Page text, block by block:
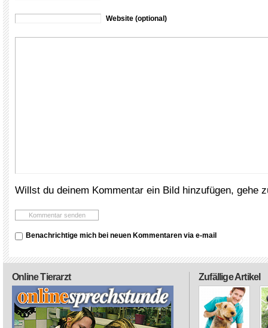
Website (optional)
Willst du deinem Kommentar ein Bild hinzufügen, gehe
Benachrichtige mich bei neuen Kommentaren via e-mail
Zufällige Artikel
Online Tierarzt